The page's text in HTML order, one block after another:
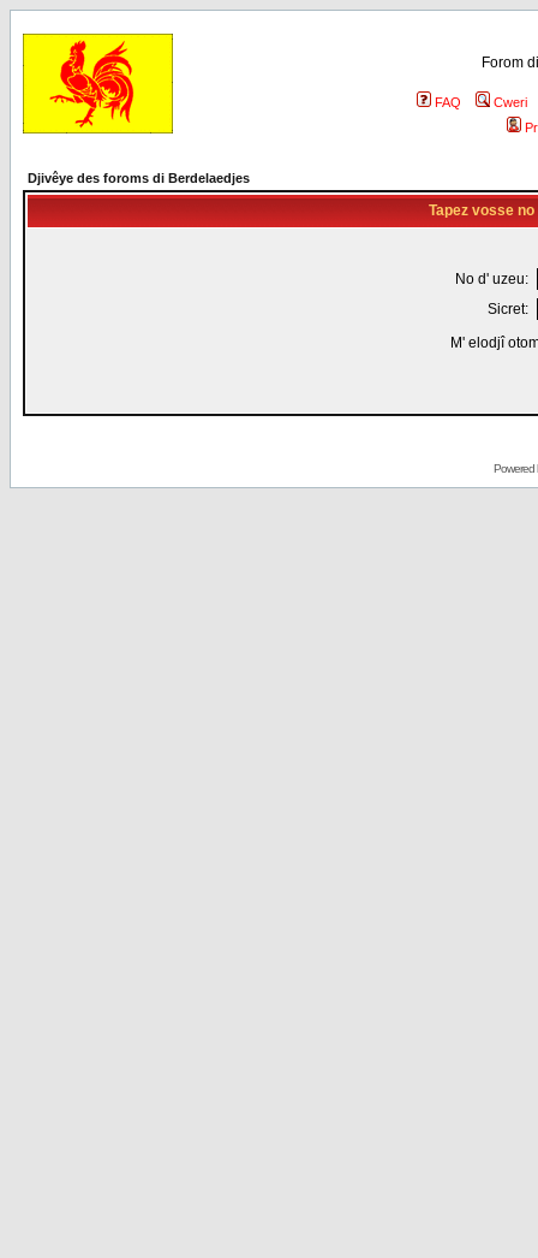
Forom
FAQ
Cweri
Djivêye des foroms di Berdelaedjes
Tapez vosse
No d' uzeu:
Sicret:
M' elodjî
Powered